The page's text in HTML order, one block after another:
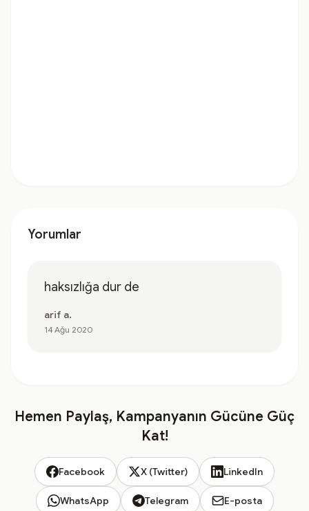
Yorumlar
haksızlığa dur de
arif a.
14 Ağu 2020
Hemen Paylaş, Kampanyanın Gücüne Güç
Kat!
Facebook X (Twitter) LinkedIn
WhatsApp Telegram E-posta